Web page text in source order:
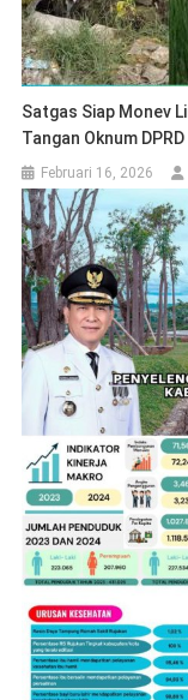
Satgas Siap Monev
Tangan Oknum
Februari 16, 2026